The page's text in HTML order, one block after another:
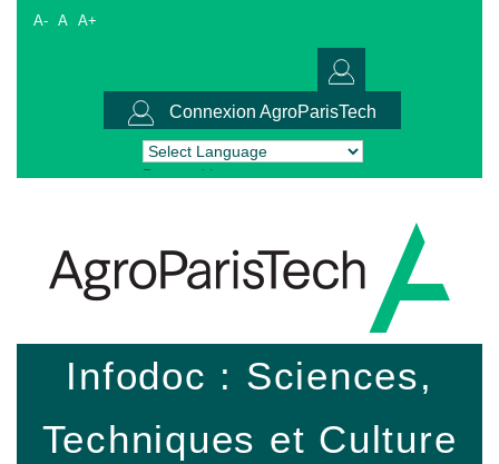
A- A A+
Connexion AgroParisTech
Powered by Translate
Infodoc : Sciences,
Techniques et Culture